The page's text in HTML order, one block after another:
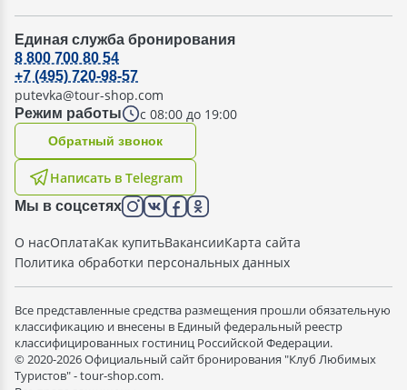
Единая служба бронирования
Режим работы с 08:00 до 19:00
8 800 700 80 54
+7 (495) 720-98-57
putevka@tour-shop.com
Написать в Telegram
Oбратный звонок
Мы в соцсетях
О насОплатаКак купитьВакансииКарта сайта
Политика обработки персональных данных
Все представленные средства размещения прошли обязательную
классификацию и внесены в Единый федеральный реестр
классифицированных гостиниц Российской Федерации.
© 2020-2026 Официальный сайт бронирования "Клуб Любимых
Туристов" - tour-shop.com.